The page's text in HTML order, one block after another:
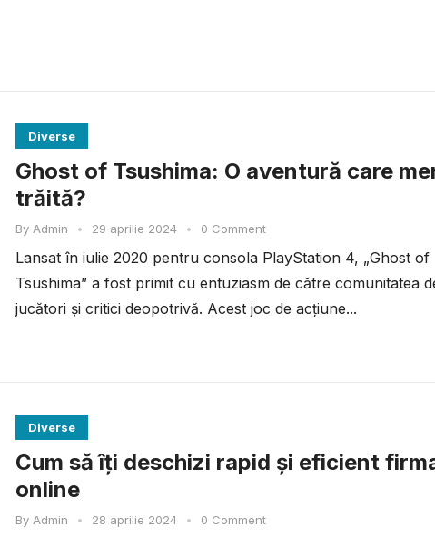
Diverse
Ghost of Tsushima: O aventură care
trăită?
By Admin • 29 aprilie 2024 • 0 Comment
Lansat în iulie 2020 pentru consola PlayStation 4, „Ghost of
Tsushima” a fost primit cu entuziasm de către comunitatea
jucători și critici deopotrivă. Acest joc de acțiune...
Diverse
Cum să îți deschizi rapid și eficient
online
By Admin • 28 aprilie 2024 • 0 Comment